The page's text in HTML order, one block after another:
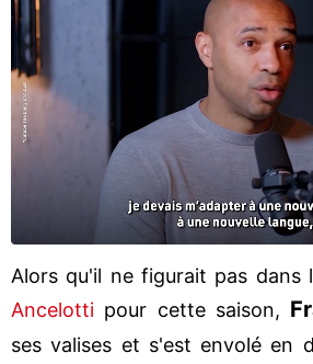
Alors qu'il ne figurait pas dans
Ancelotti pour cette saison,
ses valises et s'est envolé en